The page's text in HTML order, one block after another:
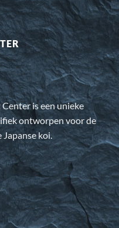
is een unieke
ontworpen voor de
koi.